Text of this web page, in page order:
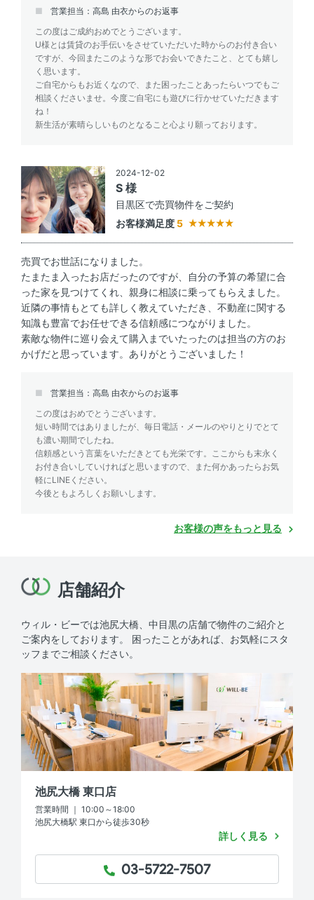
営業担当：高島 由衣からのお返事
この度はご成約おめでとうございます。
U様とは賃貸のお手伝いをさせていただいた時からのお付き合い
ですが、今回またこのような形でお会いできたこと、とても嬉し
く思います。
ご自宅からもお近くなので、また困ったことあったらいつでもご
相談くださいませ。今度ご自宅にも遊びに行かせていただきます
ね！
新生活が素晴らしいものとなること心より願っております。
2024-12-02
S 様
目黒区で売買物件をご契約
お客様満足度 5
売買でお世話になりました。
たまたま入ったお店だったのですが、自分の予算の希望に合
った家を見つけてくれ、親身に相談に乗ってもらえました。
近隣の事情もとても詳しく教えていただき、不動産に関する
知識も豊富でお任せできる信頼感につながりました。
素敵な物件に巡り会えて購入までいたったのは担当の方のお
かげだと思っています。ありがとうございました！
営業担当：高島 由衣からのお返事
この度はおめでとうございます。
短い時間ではありましたが、毎日電話・メールのやりとりでとて
も濃い期間でしたね。
信頼感という言葉をいただきとても光栄です。ここからも末永く
お付き合いしていければと思いますので、また何かあったらお気
軽にLINEください。
今後ともよろしくお願いします。
お客様の声をもっと見る
店舗紹介
ウィル・ビーでは池尻大橋、中目黒の店舗で物件のご紹介と
ご案内をしております。
困ったことがあれば、お気軽にスタ
ッフまでご相談ください。
池尻大橋 東口店
営業時間 ｜ 10:00～18:00
池尻大橋駅 東口から徒歩30秒
TEL：
03-5722-7507
詳しく見る